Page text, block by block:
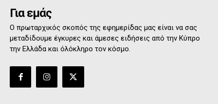
Για εμάς
Ο πρωταρχικός σκοπός της εφημερίδας μας είναι να σας
μεταδίδουμε έγκυρες και άμεσες ειδήσεις από την Κύπρο
την Ελλάδα και όλόκληρο τον κόσμο.